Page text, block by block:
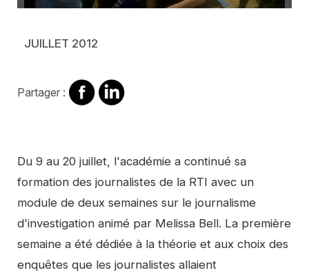
JUILLET 2012
Partager : Partager
sur
Partager
sur
Contenu
Du 9 au 20 juillet, l'académie a continué sa
formation des journalistes de la RTI avec un
module de deux semaines sur le journalisme
d'investigation animé par Melissa Bell. La première
semaine a été dédiée à la théorie et aux choix des
enquêtes que les journalistes allaient